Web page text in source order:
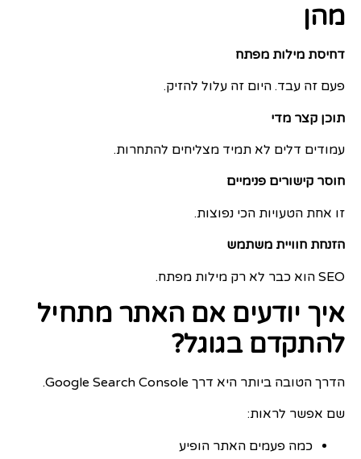
מהן
דחיסת מילות מפתח
פעם זה עבד. היום זה עלול להזיק.
תוכן קצר מדי
עמודים דלים לא תמיד מצליחים להתחרות.
חוסר קישורים פנימיים
זו אחת הטעויות הכי נפוצות.
הזנחת חוויית משתמש
SEO הוא כבר לא רק מילות מפתח.
איך יודעים אם האתר מתחיל
להתקדם בגוגל?
הדרך הטובה ביותר היא דרך Google Search Console.
שם אפשר לראות:
כמה פעמים האתר הופיע